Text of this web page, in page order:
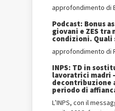
approfondimento di
Podcast: Bonus
giovani e ZES tra
condizioni. Quali
approfondimento di
INPS: TD in
lavoratrici madri
decontribuzione
periodo di
L’INPS, con il